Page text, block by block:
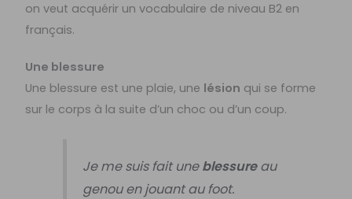
on veut acquérir un vocabulaire de niveau B2 en
français.
Une blessure
Une blessure est une plaie, une lésion qui se forme
sur le corps à la suite d’un choc ou d’un coup.
Je me suis fait uneblessureau
genou en jouant au foot.